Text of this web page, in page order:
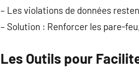
– Les violations de données
– Solution : Renforcer les pare-
Les Outils pour